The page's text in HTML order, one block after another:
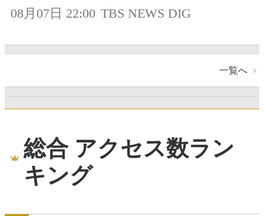
08月07日 22:00 TBS NEWS DIG
一覧へ
総合 アクセス数ラン
キング